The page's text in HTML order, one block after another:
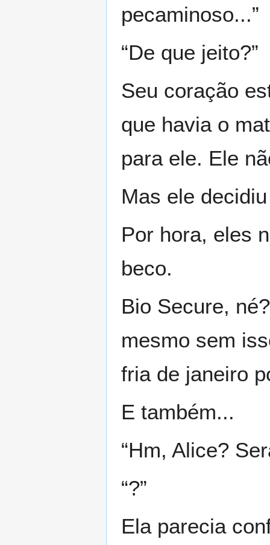
pecaminoso...”
“De que jeito?”
Seu coração
que havia o
para ele. Ele
Mas ele
Por hora, eles
beco.
Bio Secure,
mesmo sem
fria de janeiro
E também...
“Hm, Alice?
“?”
Ela parecia